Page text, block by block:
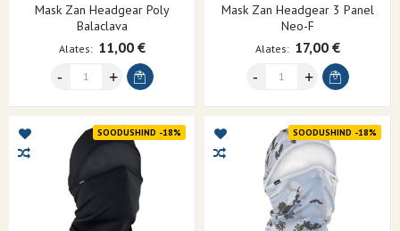
Mask Zan Headgear Poly
Balaclava
Alates 11,00 €
Mask Zan Headgear 3 Panel
Neo-F
Alates 17,00 €
SOODUSHIND -18% SOODUSHIND -18%